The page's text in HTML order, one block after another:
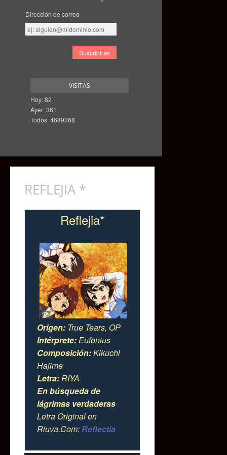
Dirección de correo
Dirección
de
VISITAS
Hoy: 82
Ayer: 361
Todos: 4689368
REFLEJIA *
Reflejia*
Origen: True Tears, OP
Intérprete: Eufonius
Composición:Kikuchi
Hajime
Letra: RIYA
En búsqueda de
lágrimas verdaderas
Letra Original en
Riuva.Com: Reflectia